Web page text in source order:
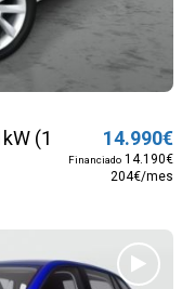
(110 CV)14.990€
Financiado 14.190€
204€/mes